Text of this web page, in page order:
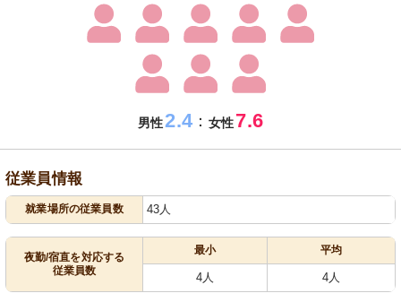
男性2.4：女性7.6
従業員情報
就業場所の従業員数 43人
夜勤/宿直を対応する
従業員数
最小 平均
4人 4人